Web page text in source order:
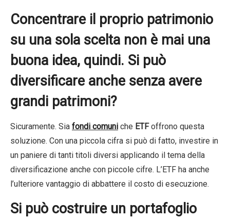
Concentrare il proprio patrimonio
su una sola scelta non è mai una
buona idea, quindi. Si può
diversificare anche senza avere
grandi patrimoni?
Sicuramente. Sia fondi comuni che ETFoffrono questa
soluzione. Con una piccola cifra si può di fatto, investire in
un paniere di tanti titoli diversi applicando il tema della
diversificazione anche con piccole cifre. L’ETF ha anche
l’ulteriore vantaggio di abbattere il costo di esecuzione.
Si può costruire un portafoglio